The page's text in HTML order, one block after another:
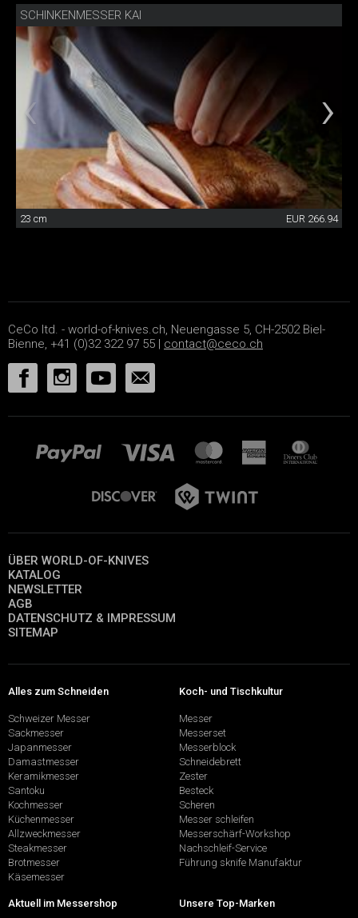
SCHINKENMESSER KAI
23 cm EUR 266.94
CeCo ltd. - world-of-knives.ch, Neuengasse 5, CH-2502 Biel-
Bienne, +41 (0)32 322 97 55 | contact@ceco.ch
ÜBER WORLD-OF-KNIVES
KATALOG
NEWSLETTER
AGB
DATENSCHUTZ & IMPRESSUM
SITEMAP
Alles zum Schneiden
Schweizer Messer
Sackmesser
Japanmesser
Damastmesser
Keramikmesser
Santoku
Kochmesser
Küchenmesser
Allzweckmesser
Steakmesser
Brotmesser
Käsemesser
Koch- und Tischkultur
Messer
Messerset
Messerblock
Schneidebrett
Zester
Besteck
Scheren
Messer schleifen
Messerschärf-Workshop
Nachschleif-Service
Führung sknife Manufaktur
Aktuell im Messershop Unsere Top-Marken